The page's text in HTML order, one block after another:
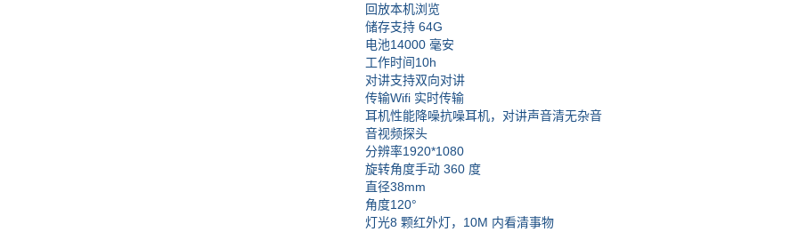
回放本机浏览
储存支持 64G
电池14000 毫安
工作时间10h
对讲支持双向对讲
传输Wifi 实时传输
耳机性能降噪抗噪耳机，对讲声音清无杂音
音视频探头
分辨率1920*1080
旋转角度手动 360 度
直径38mm
角度120°
灯光8 颗红外灯，10M 内看清事物